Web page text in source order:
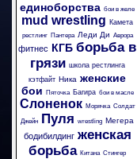
единоборства бои в желе
mud wrestling Камета
рестлинг Пантера Леди Ди Аврора
фитнес КГБ борьба в
грязи школа рестлинга
кэтфайт Ника женские
бои
Пяточка Багира бои в масле
Слоненок Морячка Солдат
Джейн Пуля wrestling Мегера
бодибилдинг женская
борьба Китана Стингер